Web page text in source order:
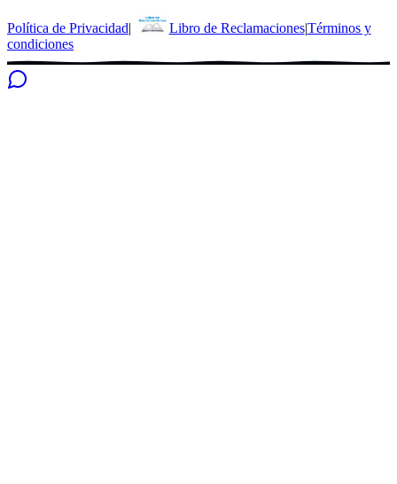
Política de Privacidad| Libro de Reclamaciones|Términos y
condiciones